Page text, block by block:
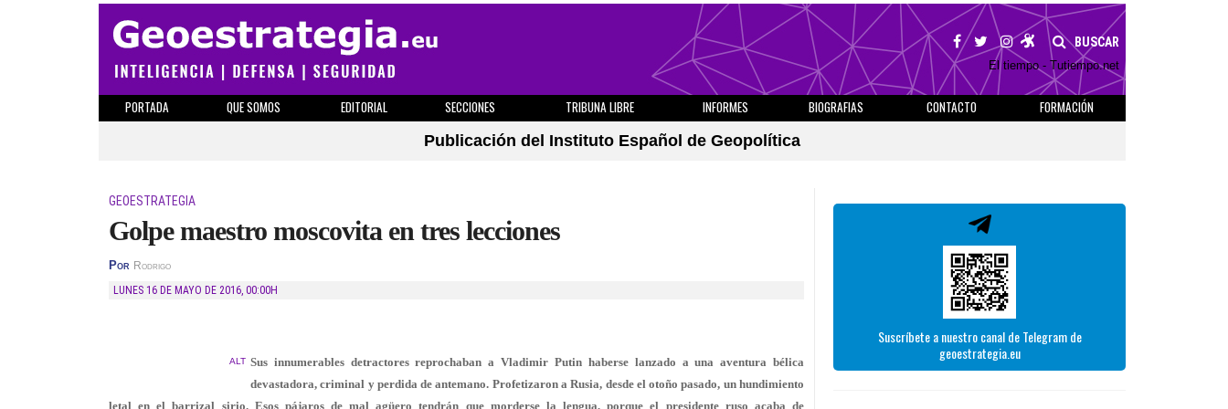
BUSCAR
El tiempo - Tutiempo.net
PORTADA QUE SOMOS EDITORIAL SECCIONES TRIBUNA LIBRE INFORMES BIOGRAFIAS CONTACTO
FORMACIÓN
Publicación del Instituto Español de Geopolítica
GEOESTRATEGIA
Golpe maestro moscovita en tres lecciones
Por Rodrigo
LUNES 16 DE MAYO DE 2016, 00:00H
ALT Sus innumerables detractores reprochaban a Vladimir Putin haberse lanzado a una aventura bélica
devastadora, criminal y perdida de antemano. Profetizaron a Rusia, desde el otoño pasado, un hundimiento
letal en el barrizal sirio. Esos pájaros de mal agüero tendrán que morderse la lengua, porque el presidente ruso acaba de
Suscríbete a nuestro canal de Telegram de
geoestrategia.eu